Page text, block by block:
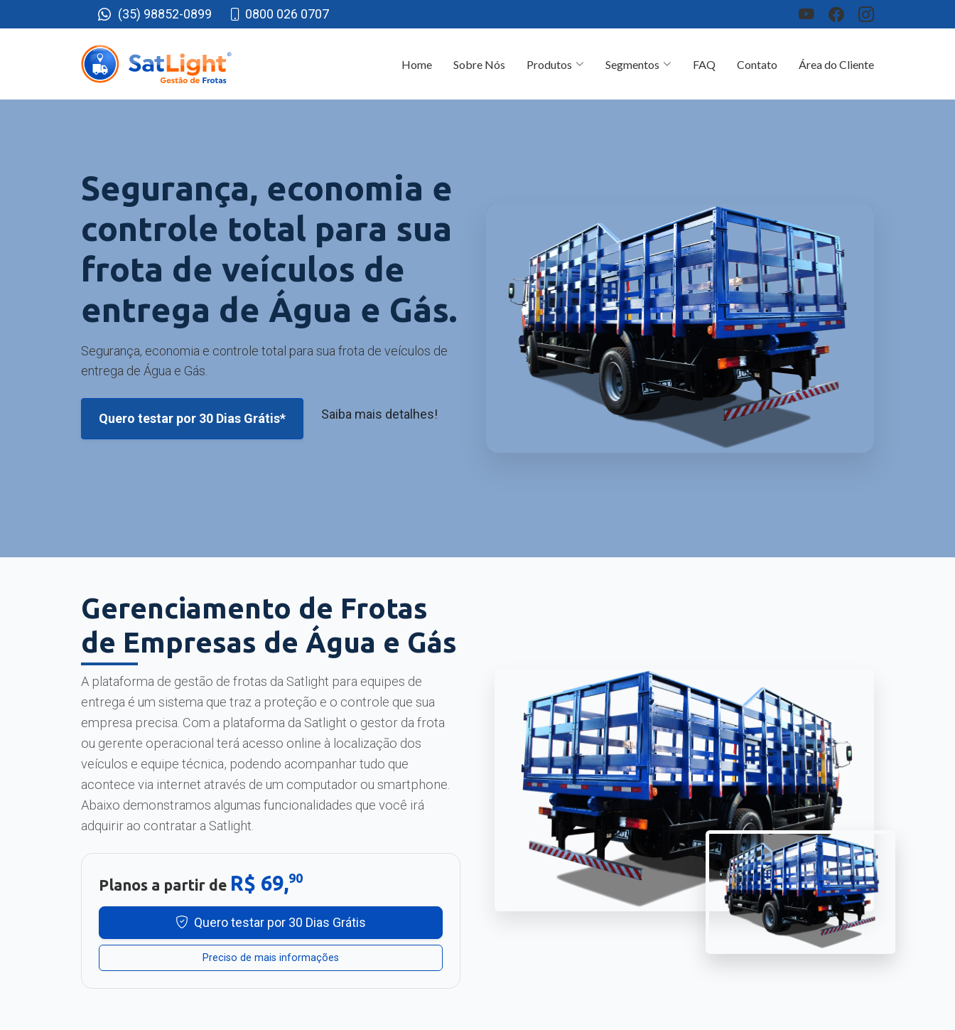
(35) 98852-0899 0800 026 0707
Home Sobre Nós Produtos Segmentos FAQ Contato Área do Cliente
Segurança, economia e
controle total para sua
frota de veículos de
entrega de Água e Gás.
Segurança, economia e controle total para sua frota de veículos de
entrega de Água e Gás.
Quero testar por 30 Dias Grátis* Saiba mais detalhes!
Gerenciamento de Frotas
de Empresas de Água e Gás
A plataforma de gestão de frotas da Satlight para equipes de
entrega é um sistema que traz a proteção e o controle que sua
empresa precisa. Com a plataforma da Satlight o gestor da frota
ou gerente operacional terá acesso online à localização dos
veículos e equipe técnica, podendo acompanhar tudo que
acontece via internet através de um computador ou smartphone.
Abaixo demonstramos algumas funcionalidades que você irá
adquirir ao contratar a Satlight.
Planos a partir de R$ 69,90
Quero testar por 30 Dias Grátis
Preciso de mais informações